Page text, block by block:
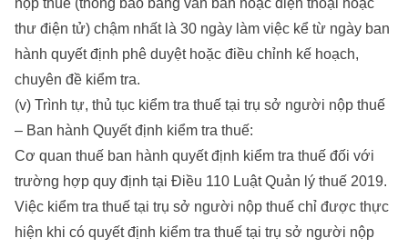
thư điện tử) chậm nhất là 30 ngày làm việc kể từ ngày ban
hành quyết định phê duyệt hoặc điều chỉnh kế hoạch,
chuyên đề kiểm tra.
(v) Trình tự, thủ tục kiểm tra thuế tại trụ sở người nộp thuế
– Ban hành Quyết định kiểm tra thuế:
Cơ quan thuế ban hành quyết định kiểm tra thuế đối với
trường hợp quy định tại Điều 110 Luật Quản lý thuế 2019.
Việc kiểm tra thuế tại trụ sở người nộp thuế chỉ được thực
hiện khi có quyết định kiểm tra thuế tại trụ sở người nộp